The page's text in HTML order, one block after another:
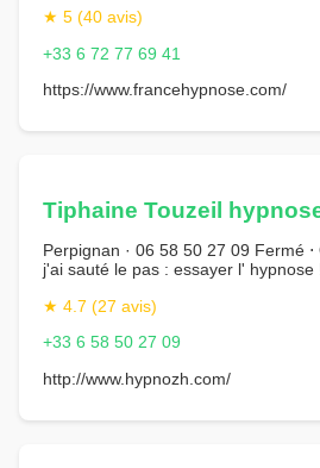
★ 5 (40 avis)
+33 6 72 77 69 41
https://www.francehypnose.com/
Tiphaine Touzeil
Perpignan · 06 58 50 27 09 Fermé
j'ai sauté le pas : essayer l' hypnose
★ 4.7 (27 avis)
+33 6 58 50 27 09
http://www.hypnozh.com/